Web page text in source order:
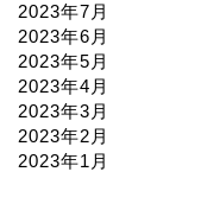
2023年7月
2023年6月
2023年5月
2023年4月
2023年3月
2023年2月
2023年1月